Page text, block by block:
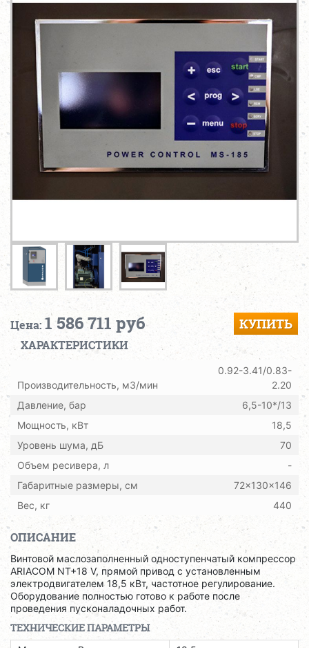
Цена: 1 586 711 руб КУПИТЬ
ХАРАКТЕРИСТИКИ
Производительность, м3/мин
0.92-3.41/0.83-
2.20
Давление, бар
6,5-10*/13
Мощность, кВт
18,5
Уровень шума, дБ
70
Объем ресивера, л
-
Габаритные размеры, см
72x130x146
Вес, кг
440
ОПИСАНИЕ
Винтовой маслозаполненный одноступенчатый компрессор
ARIACOM NT+18 V, прямой привод с установленным
электродвигателем 18,5 кВт, частотное регулирование.
Оборудование полностью готово к работе после
проведения пусконаладочных работ.
ТЕХНИЧЕСКИЕ ПАРАМЕТРЫ